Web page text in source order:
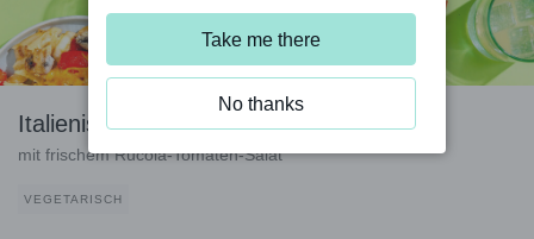
Italienisches „Mac ’n’ Cheese“
mit frischem Rucola-Tomaten-Salat
VEGETARISCH
Take me there
No thanks